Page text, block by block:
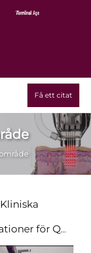
Få ett citat
Kliniska
för Q-